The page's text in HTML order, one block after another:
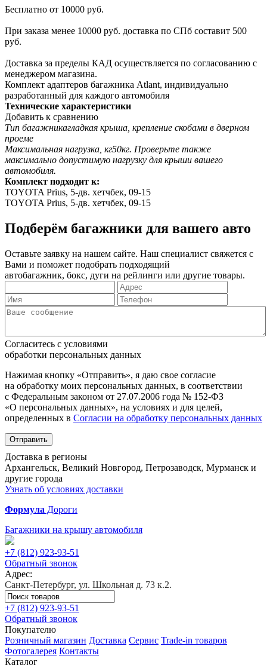
Бесплатно от 10000 руб.
При заказа менее 10000 руб. доставка по СПб составит 500
руб.
Доставка за пределы КАД осуществляется по согласованию с
менеджером магазина.
Комплект адаптеров багажника Atlant, индивидуально
разработанный для каждого автомобиля
Технические характеристики
Добавить к сравнению
Тип багажникагладкая крыша, крепление скобами в дверном
проеме
Максимальная нагрузка, кг50кг. Проверьте также
максимально допустимую нагрузку для крыши вашего
автомобиля.
Комплект подходит к:
TOYOTA Prius, 5-дв. хетчбек, 09-15
TOYOTA Prius, 5-дв. хетчбек, 09-15
Подберём багажники для вашего авто
Оставьте заявку на нашем сайте. Наш специалист свяжется с
Вами и поможет подобрать подходящий
автобагажник, бокс, дуги на рейлинги или другие товары.
Согласитесь с условиями
обработки персональных данных
Нажимая кнопку «Отправить», я даю свое согласие
на обработку моих персональных данных, в соответствии
с Федеральным законом от 27.07.2006 года № 152-ФЗ
«О персональных данных», на условиях и для целей,
определенных в Согласии на обработку персональных данных
Отправить
Доставка в регионы
Архангельск, Великий Новгород, Петрозаводск, Мурманск и
другие города
Узнать об условиях доставки
Формула Дороги
Багажники на крышу автомобиля
+7 (812) 923-93-51
Обратный звонок
Адрес:
Санкт-Петербург, ул. Школьная д. 73 к.2.
+7 (812) 923-93-51
Обратный звонок
Покупателю
Розничный магазин Доставка Сервис Trade-in товаров
Фотогалерея Контакты
Каталог